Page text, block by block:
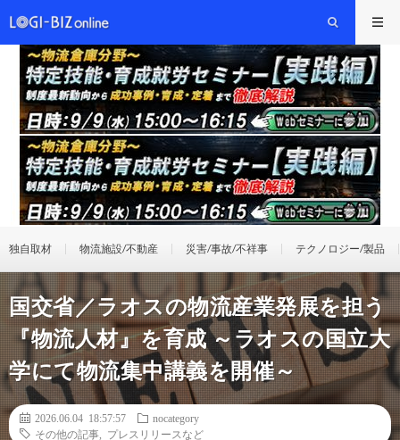
独自取材 物流施設/不動産 災害/事故/不祥事 テクノロジー/製品
国交省／ラオスの物流産業発展を担う
『物流人材』を育成 ～ラオスの国立大
学にて物流集中講義を開催～
2026.06.04 18:57:57
nocategory
その他の記事
プレスリリースなど